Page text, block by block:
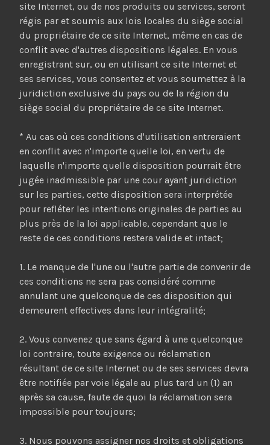
site Internet, ou de nos produits ou services, seront
régis par et soumis aux lois locales du siège social
du propriétaire de ce site Internet, même en cas de
conflit avec d'autres dispositions légales. En vous
enregistrant sur, ou en utilisant ce site Internet et
ses services, vous consentez et vous soumettez à la
juridiction exclusive du pays ou de la région du
siège social du propriétaire de ce site Internet.
* Au cas où ces conditions d'utilisation entreraient
en conflit avec n'importe quelle loi, en vertu de
laquelle n'importe quelle disposition pourrait être
jugée inadmissible par une cour ayant juridiction
sur les parties, cette disposition sera interprétée
pour refléter les intentions originales de parties au
plus près de la loi applicable, cependant que le
reste de ces conditions restera valide et intact;
1. Le manque de l'une ou l'autre partie de convenir de
ces conditions ne sera pas considéré comme
annulant une quelconque de ces disposition qui
demeurent effectives dans leur intégralité;
2. Vous convenez que sans égard à une quelconque
loi contraire, toute exigence ou réclamation
résultant de ce site Internet ou de ses services devra
être notifiée par voie légale au plus tard un (1) an
après sa cause, faute de quoi la réclamation sera
impossible pour toujours;
3. Nous pouvons assigner nos droits et obligations